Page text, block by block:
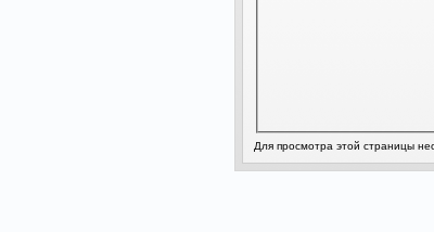
Для просмотра этой страницы